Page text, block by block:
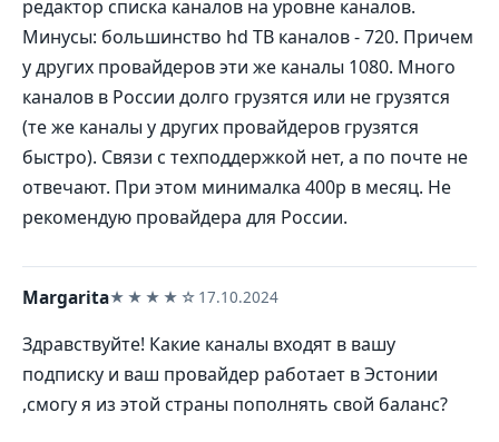
редактор списка каналов на уровне каналов.
Минусы: большинство hd ТВ каналов - 720. Причем
у других провайдеров эти же каналы 1080. Много
каналов в России долго грузятся или не грузятся
(те же каналы у других провайдеров грузятся
быстро). Связи с техподдержкой нет, а по почте не
отвечают. При этом минималка 400р в месяц. Не
рекомендую провайдера для России.
Margarita★★★★☆ 17.10.2024
Здравствуйте! Какие каналы входят в вашу
подписку и ваш провайдер работает в Эстонии
,смогу я из этой страны пополнять свой баланс?